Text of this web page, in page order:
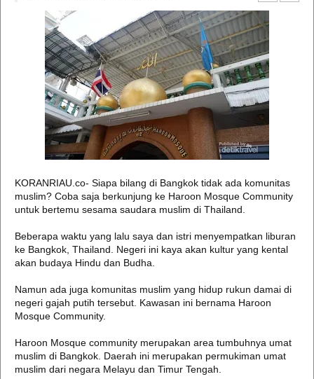
KORANRIAU.co- Siapa bilang di Bangkok tidak ada komunitas
muslim? Coba saja berkunjung ke Haroon Mosque Community
untuk bertemu sesama saudara muslim di Thailand.
Beberapa waktu yang lalu saya dan istri menyempatkan liburan
ke Bangkok, Thailand. Negeri ini kaya akan kultur yang kental
akan budaya Hindu dan Budha.
Namun ada juga komunitas muslim yang hidup rukun damai di
negeri gajah putih tersebut. Kawasan ini bernama Haroon
Mosque Community.
Haroon Mosque community merupakan area tumbuhnya umat
muslim di Bangkok. Daerah ini merupakan permukiman umat
muslim dari negara Melayu dan Timur Tengah.